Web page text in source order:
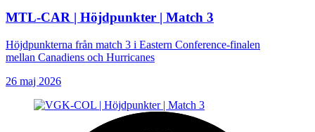
MTL-CAR | Höjdpunkter | Match 3
Höjdpunkterna från match 3 i Eastern Conference-finalen
mellan Canadiens och Hurricanes
26 maj 2026